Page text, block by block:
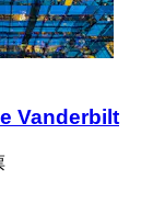
Vanderbilt